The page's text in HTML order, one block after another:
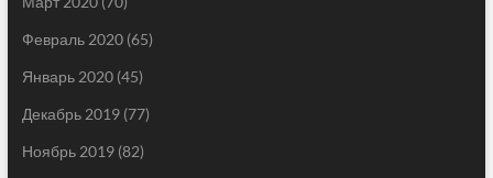
Февраль 2020(65)
Январь 2020(45)
Декабрь 2019(77)
Ноябрь 2019(82)